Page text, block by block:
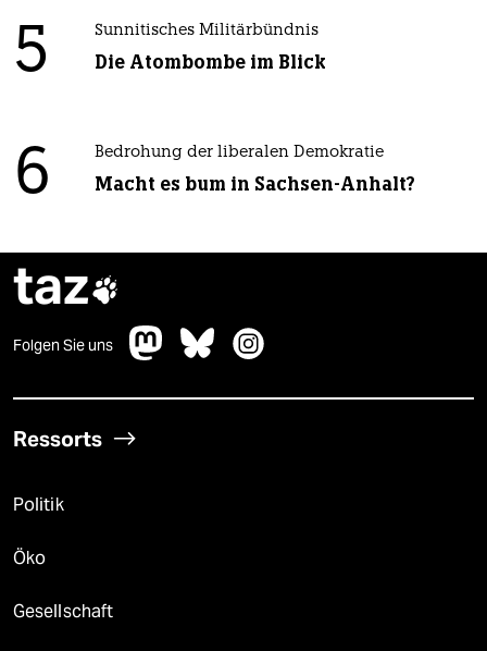
5 Sunnitisches Militärbündnis
Die Atombombe im Blick
6 Bedrohung der liberalen Demokratie
Macht es bum in Sachsen-Anhalt?
taz
Folgen Sie uns
Ressorts
Politik
Öko
Gesellschaft